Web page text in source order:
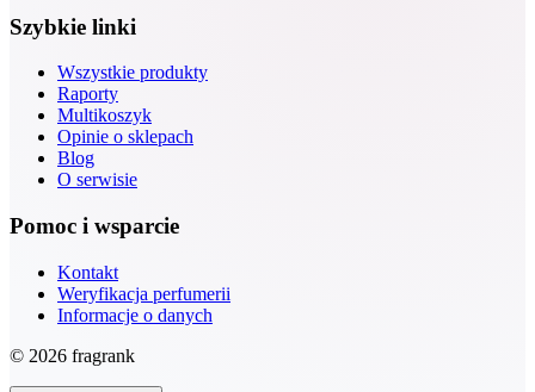
Szybkie linki
Wszystkie produkty
Raporty
Multikoszyk
Opinie o sklepach
Blog
O serwisie
Pomoc i wsparcie
Kontakt
Weryfikacja perfumerii
Informacje o danych
© 2026 fragrank